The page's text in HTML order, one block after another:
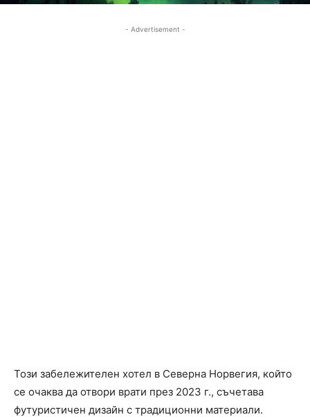
- Advertisement -
Този забележителен хотел в Северна Норвегия, който
се очаква да отвори врати през 2023 г., съчетава
футуристичен дизайн с традиционни материали.